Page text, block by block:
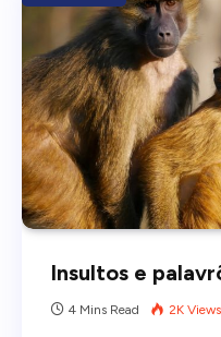
Insultos e
4 Mins Read 2K Views